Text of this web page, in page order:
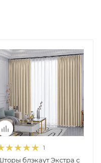
товаров нашего
1
блэкаут Экстра с